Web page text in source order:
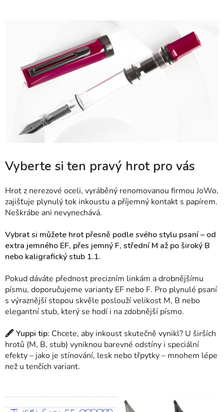
Vyberte si ten pravý hrot pro vás
Hrot z nerezové oceli, vyráběný renomovanou firmou JoWo,
zajišťuje plynulý tok inkoustu a příjemný kontakt s papírem.
Neškrábe ani nevynechává.
Vybrat si můžete hrot přesně podle svého stylu psaní – od
extra jemného EF, přes jemný F, střední M až po široký B
nebo kaligrafický stub 1.1.
Pokud dáváte přednost precizním linkám a drobnějšímu
písmu, doporučujeme varianty EF nebo F. Pro plynulé psaní
s výraznější stopou skvěle poslouží velikost M, B nebo
elegantní stub, který se hodí i na zdobnější písmo.
🖋 Yuppi tip: Chcete, aby inkoust skutečně vynikl? U širších
hrotů (M, B, stub) vyniknou barevné odstíny i speciální
efekty – jako je stínování, lesk nebo třpytky – mnohem lépe
než u tenčích variant.